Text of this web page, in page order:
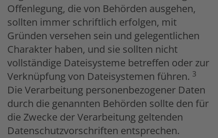
Offenlegung, die von Behörden ausgehen,
sollten immer schriftlich erfolgen, mit
Gründen versehen sein und gelegentlichen
Charakter haben, und sie sollten nicht
vollständige Dateisysteme betreffen oder zur
Verknüpfung von Dateisystemen führen. 3
Die Verarbeitung personenbezogener Daten
durch die genannten Behörden sollte den für
die Zwecke der Verarbeitung geltenden
Datenschutzvorschriften entsprechen.